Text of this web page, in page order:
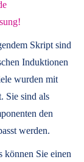
Skript sind
Induktionen
wurden mit
Sie sind als
den
werden.
können Sie einen